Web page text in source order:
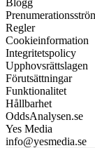
Regler
Cookieinformation
Integritetspolicy
Upphovsrättslagen
Förutsättningar
Funktionalitet
Hållbarhet
OddsAnalysen.se
Yes Media
info@yesmedia.se